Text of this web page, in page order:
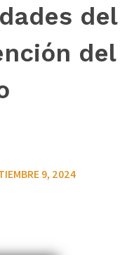
del
del
9, 2024